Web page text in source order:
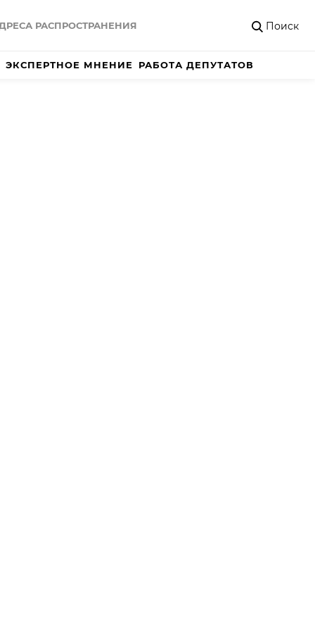
РАСПРОСТРАНЕНИЯ Поиск
ЭКСПЕРТНОЕ МНЕНИЕ РАБОТА ДЕПУТАТОВ